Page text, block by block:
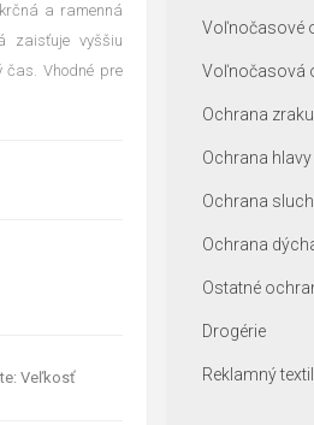
a ramenná
zaisťuje vyššiu
čas. Vhodné pre
Veľkosť
Voľnočasové
Voľnočasová
Ochrana zraku
Ochrana hlavy
Ochrana
Ochrana
Ostatné
Drogérie
Reklamný textil